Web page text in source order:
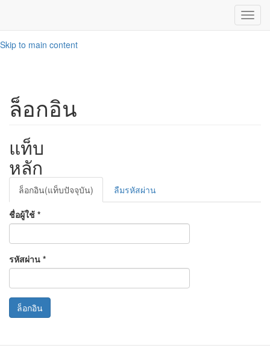
Skip to main content
ล็อกอิน
แท็บ
หลัก
ล็อกอิน(แท็บปัจจุบัน) ลืมรหัสผ่าน
ชื่อผู้ใช้ *
รหัสผ่าน *
ล็อกอิน